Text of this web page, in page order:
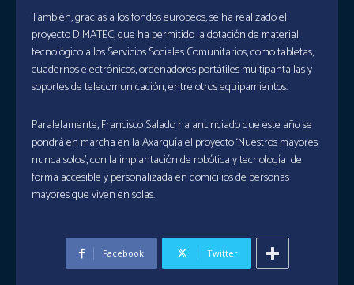
También, gracias a los fondos europeos, se ha realizado el
proyecto DIMATEC, que ha permitido la dotación de material
tecnológico a los Servicios Sociales Comunitarios, como tabletas,
cuadernos electrónicos, ordenadores portátiles multipantallas y
soportes de telecomunicación, entre otros equipamientos.
Paralelamente, Francisco Salado ha anunciado que este año se
pondrá en marcha en la Axarquía el proyecto ‘Nuestros mayores
nunca solos’, con la implantación de robótica y tecnología de
forma accesible y personalizada en domicilios de personas
mayores que viven en solas.
Facebook Twitter